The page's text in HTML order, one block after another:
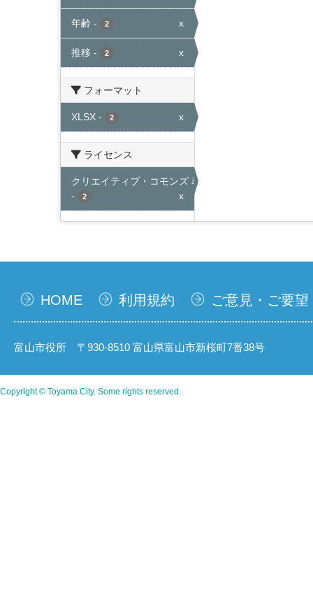
年齢 - 2 x
推移 - 2 x
フォーマット
XLSX - 2 x
ライセンス
クリエイティブ・コモンズ 表示
-
2 x
HOME 利用規約 ご意見・ご要望
富山市役所 〒930-8510 富山県富山市新桜町7番38号
Copyright © Toyama City. Some rights reserved.